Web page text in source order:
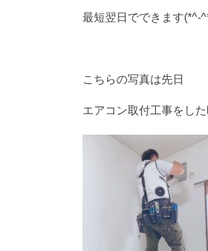
最短翌日でできます(*^-
こちらの写真は先日
エアコン取付工事をし